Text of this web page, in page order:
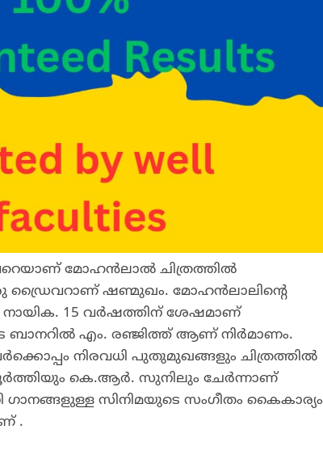
മോഹന്‍ലാല്‍ ചിത്രത്തില്‍
ഡ്രൈവറാണ് ഷണ്മുഖം. മോഹന്‍ലാലിന്‍റെ
നായിക. 15 വര്‍ഷത്തിന് ശേഷമാണ്
എം. രഞ്ജിത്ത് ആണ് നിർമാണം.
നിരവധി പുതുമുഖങ്ങളും ചിത്രത്തില്‍
കെ.ആര്‍. സുനിലും ചേര്‍ന്നാണ്
ഗാനങ്ങളുള്ള സിനിമയുടെ സംഗീതം കൈകാര്യം
.